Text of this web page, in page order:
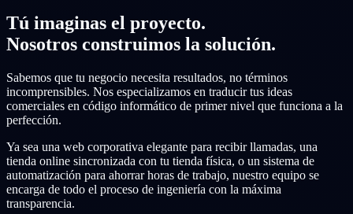
Tú imaginas el proyecto.
Nosotros construimos la solución.
Sabemos que tu negocio necesita resultados, no términos
incomprensibles. Nos especializamos en traducir tus ideas
comerciales en código informático de primer nivel que funciona a la
perfección.
Ya sea una web corporativa elegante para recibir llamadas, una
tienda online sincronizada con tu tienda física, o un sistema de
automatización para ahorrar horas de trabajo, nuestro equipo se
encarga de todo el proceso de ingeniería con la máxima
transparencia.